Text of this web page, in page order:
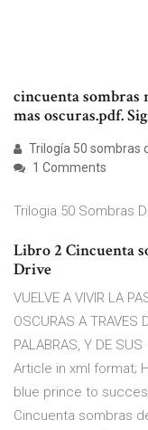
cincuenta sombras
mas oscuras.pdf.
Trilogía 50 sombras
1 Comments
Trilogia 50 Sombras
Libro 2 Cincuenta
Drive
VUELVE A VIVIR LA
OSCURAS A TRAVES
PALABRAS, Y DE
Article in xml format;
blue prince to
Cincuenta sombras